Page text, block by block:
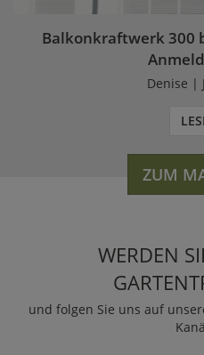
Balkonkraftwerk 300
Denise |
ZUM
WERDEN
und folgen Sie uns auf